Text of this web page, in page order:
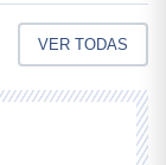
VER TODAS